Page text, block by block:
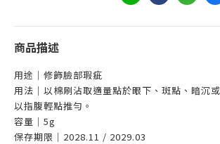
商品描述
用途｜修飾臉部瑕疵
用法｜以棉刷沾取適量點於眼下、斑點、暗沉
以指腹輕點推勻。
容量｜5g
保存期限｜2028.11 / 2029.03